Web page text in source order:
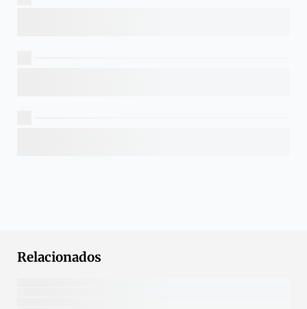
Relacionados